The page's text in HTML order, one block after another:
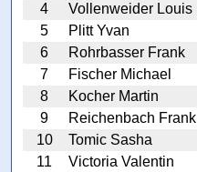
4
Vollenweider Louis
5
Plitt Yvan
6
Rohrbasser Frank
7
Fischer Michael
8
Kocher Martin
9
Reichenbach Frank
10
Tomic Sasha
11
Victoria Valentin